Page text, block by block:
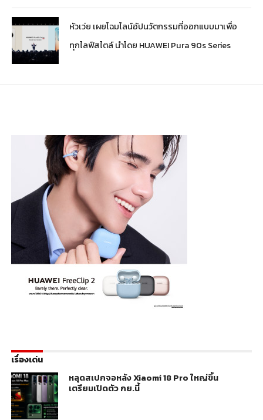
หัวเว่ย เผยโฉมไลน์อัปนวัตกรรมที่ออกแบบมาเพื่อ
ทุกไลฟ์สไตล์ นำโดย HUAWEI Pura 90s Series
เรื่องเด่น
หลุดสเปกจอหลัง Xiaomi 18 Pro ใหญ่ขึ้น
เตรียมเปิดตัว กย.นี้